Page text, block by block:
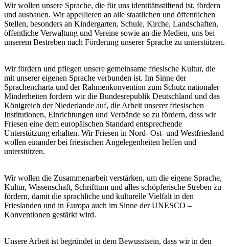
Wir wollen unsere Sprache, die für uns identitätsstiftend ist, fördern
und ausbauen. Wir appellieren an alle staatlichen und öffentlichen
Stellen, besonders an Kindergarten, Schule, Kirche, Landschaften,
öffentliche Verwaltung und Vereine sowie an die Medien, uns bei
unserem Bestreben nach Förderung unserer Sprache zu unterstützen.
Wir fördern und pflegen unsere gemeinsame friesische Kultur, die
mit unserer eigenen Sprache verbunden ist. Im Sinne der
Sprachencharta und der Rahmenkonvention zum Schutz nationaler
Minderheiten fordern wir die Bundesrepublik Deutschland und das
Königreich der Niederlande auf, die Arbeit unserer friesischen
Institutionen, Einrichtungen und Verbände so zu fördern, dass wir
Friesen eine dem europäischen Standard entsprechende
Unterstützung erhalten. Wir Friesen in Nord- Ost- und Westfriesland
wollen einander bei friesischen Angelegenheiten helfen und
unterstützen.
Wir wollen die Zusammenarbeit verstärken, um die eigene Sprache,
Kultur, Wissenschaft, Schrifttum und alles schöpferische Streben zu
fördern, damit die sprachliche und kulturelle Vielfalt in den
Frieslanden und in Europa auch im Sinne der UNESCO –
Konventionen gestärkt wird.
Unsere Arbeit ist begründet in dem Bewusstsein, dass wir in den